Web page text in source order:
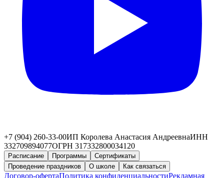
+7 (904) 260-33-00ИП Королева Анастасия АндреевнаИНН
332709894077ОГРН 317332800034120
Расписание Программы
Сертификаты
Проведение праздников
О школе Как связаться
Договор-офертаПолитика конфиденциальностиРекламная